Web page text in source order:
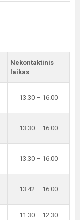
Nekontaktinis
laikas
13.30 – 16.00
13.30 – 16.00
13.30 – 16.00
13.42 – 16.00
11.30 – 12.30